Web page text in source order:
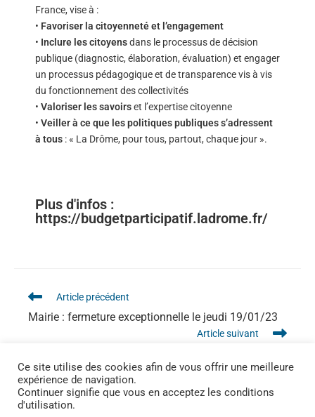
France, vise à :
• Favoriser la citoyenneté et l’engagement
• Inclure les citoyensdans le processus de décision
publique (diagnostic, élaboration, évaluation) et engager
un processus pédagogique et de transparence vis à vis
du fonctionnement des collectivités
• Valoriser les savoirset l’expertise citoyenne
• Veiller à ce que les politiques publiques s’adressent
à tous : « La Drôme, pour tous, partout, chaque jour ».
Plus d'infos :
https://budgetparticipatif.ladrome.fr/
Article précédent
Mairie : fermeture exceptionnelle le jeudi 19/01/23
Article suivant
Ce site utilise des cookies afin de vous offrir une meilleure
expérience de navigation.
Continuer signifie que vous en acceptez les conditions
d'utilisation.